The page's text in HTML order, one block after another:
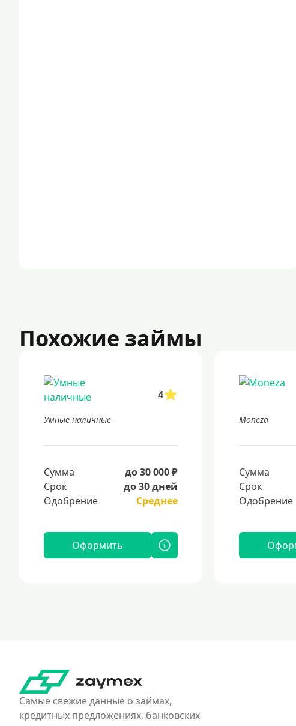
Похожие займы
4
Умные наличные
Сумма
до 30 000 ₽
Срок
до 30 дней
Одобрение
Среднее
Оформить
Moneza
Сумма
Срок
Одобрение
Самые свежие данные о займах,
кредитных предложениях, банковских